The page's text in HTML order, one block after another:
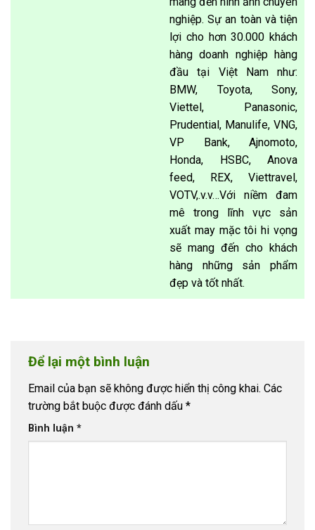
nghiệp. Sự an toàn và tiện
lợi cho hơn 30.000 khách
hàng doanh nghiệp hàng
đầu tại Việt Nam như:
BMW, Toyota, Sony,
Viettel, Panasonic,
Prudential, Manulife, VNG,
VP Bank, Ajnomoto,
Honda, HSBC, Anova
feed, REX, Viettravel,
VOTV,.v.v…Với niềm đam
mê trong lĩnh vực sản
xuất may mặc tôi hi vọng
sẽ mang đến cho khách
hàng những sản phẩm
đẹp và tốt nhất.
Để lại một bình luận
Email của bạn sẽ không được hiển thị công khai. Các
trường bắt buộc được đánh dấu *
Bình luận *